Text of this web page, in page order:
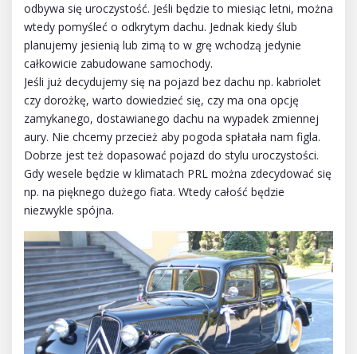
odbywa się uroczystość. Jeśli będzie to miesiąc letni, można
wtedy pomyśleć o odkrytym dachu. Jednak kiedy ślub
planujemy jesienią lub zimą to w grę wchodzą jedynie
całkowicie zabudowane samochody.
Jeśli już decydujemy się na pojazd bez dachu np. kabriolet
czy dorożkę, warto dowiedzieć się, czy ma ona opcję
zamykanego, dostawianego dachu na wypadek zmiennej
aury. Nie chcemy przecież aby pogoda spłatała nam figla.
Dobrze jest też dopasować pojazd do stylu uroczystości.
Gdy wesele będzie w klimatach PRL można zdecydować się
np. na pięknego dużego fiata. Wtedy całość będzie
niezwykle spójna.